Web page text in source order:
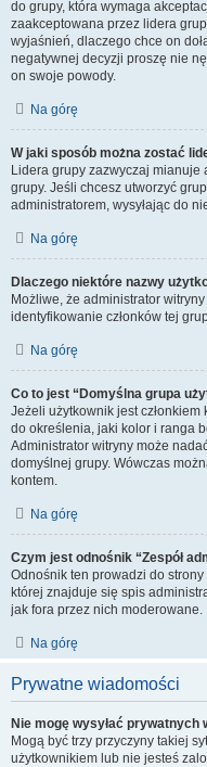
do grupy, która wymaga
zaakceptowana przez lidera
wyjaśnień, dlaczego chce on
negatywnej decyzji proszę nie
on swoje powody.
Na górę
W jaki sposób można zostać
Lidera grupy zazwyczaj
grupy. Jeśli chcesz utworzyć
administratorem, wysyłając do
Na górę
Dlaczego niektóre nazwy
Możliwe, że administrator
identyfikowanie członków tej
Na górę
Co to jest “Domyślna grupa
Jeżeli użytkownik jest
do określenia, jaki kolor i ranga
Administrator witryny może
domyślnej grupy. Wówczas
kontem.
Na górę
Czym jest odnośnik “Zespół
Odnośnik ten prowadzi do
której znajduje się spis
jak fora przez nich moderowane.
Na górę
Prywatne wiadomości
Nie mogę wysyłać prywatnych
Mogą być trzy przyczyny takiej
użytkownikiem lub nie jesteś